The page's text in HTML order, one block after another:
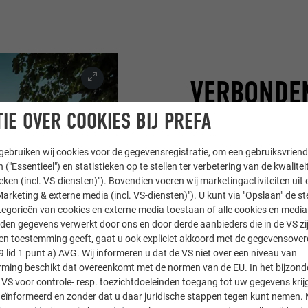
De drie gebouwen van
Voor de gevels en
afmetingen.De gevel
bekleed. De panelen
lineair patroon en
puntgevel doen
opvallende
alleen visueel in de
OVER COOKIES BIJ PREFA
wij cookies voor de gegevensregistratie, om een
("Essentieel") en statistieken op te stellen ter verbetering van de
(incl. VS-diensten)"). Bovendien voeren wij marketingactiviteiten uit
& externe media (incl. VS-diensten)"). U kunt via "Opslaan" de
van cookies en externe media toestaan of alle cookies en
gegevens verwerkt door ons en door derde aanbieders die in de VS
toestemming geeft, gaat u ook expliciet akkoord met de
lid 1 punt a) AVG. Wij informeren u dat de VS niet over een niveau van
beschikt dat overeenkomt met de normen van de EU. In het
voor controle- resp. toezichtdoeleinden toegang tot uw gegevens
en zonder dat u daar juridische stappen tegen kunt nemen.